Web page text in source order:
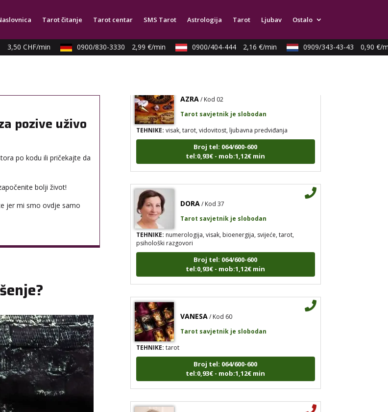
Tarot čitanje Tarot centar SMS Tarot Astrologija Tarot Ljubav Ostalo
3,50 CHF/min 0900/830-3330 2,99 €/min 0900/404-444 2,16 €/min 0909/343-43-43 0,90 €/
pozive uživo
po kodu ili pričekajte da
bolji život!
jer mi smo ovdje samo
TEHNIKE:kristalna kugla, tarot, vidovitost, visak
Broj tel: 064/600-600
tel:0,93€ - mob:1,12€ min
TEHNIKE:visak, tarot, vidovitost, ljubavna predviđanja
Broj tel: 064/600-600
tel:0,93€ - mob:1,12€ min
TEHNIKE:numerologija, visak, bioenergija, svijeće, tarot,
psihološki razgovori
Broj tel: 064/600-600
tel:0,93€ - mob:1,12€ min
TEHNIKE:tarot
Broj tel: 064/600-600
tel:0,93€ - mob:1,12€ min